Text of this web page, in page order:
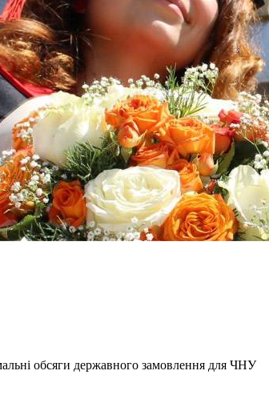
обсяги державного замовлення для ЧНУ